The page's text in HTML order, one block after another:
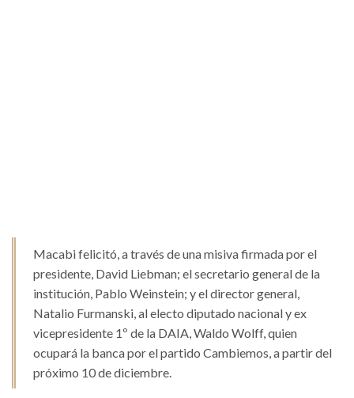
Macabi felicitó, a través de una misiva firmada por el
presidente, David Liebman; el secretario general de la
institución, Pablo Weinstein; y el director general,
Natalio Furmanski, al electo diputado nacional y ex
vicepresidente 1º de la DAIA, Waldo Wolff, quien
ocupará la banca por el partido Cambiemos, a partir del
próximo 10 de diciembre.